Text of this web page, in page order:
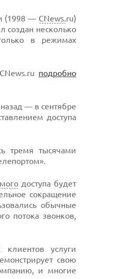
(1998 — CNews.ru)
создан несколько
в режимах
подробно
— в сентябре
доступа
тремя тысячами
доступа будет
сокращение
обычные
потока звонков,
услуги
свою
и многие